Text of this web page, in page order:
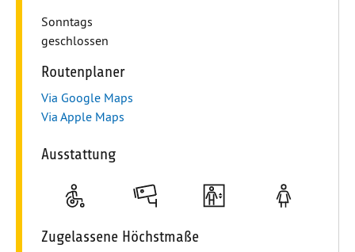
Sonntags
geschlossen
Routenplaner
Via Google Maps
Via Apple Maps
Ausstattung
Stellplätze für Personen mit Handicap
Videoüberwachung für Ihre Sicherheit
Ausgestattet mit
Zugelassene Höchstmaße